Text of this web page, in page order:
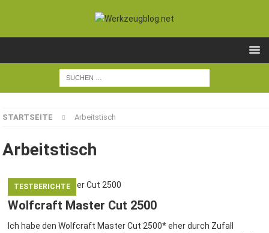
STARTSEITE Arbeitstisch
Arbeitstisch
TESTBERICHTE
Wolfcraft Master Cut 2500
Ich habe den Wolfcraft Master Cut 2500* eher durch Zufall